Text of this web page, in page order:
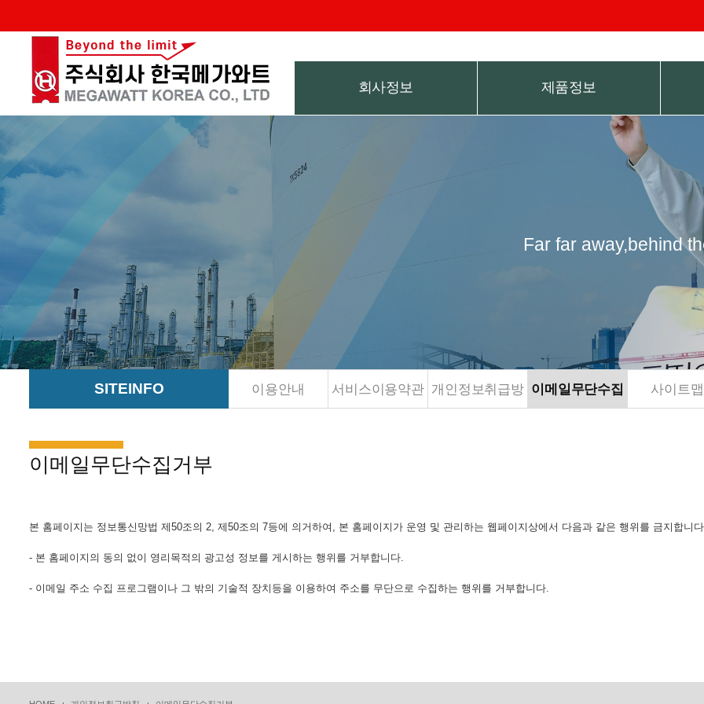
회사정보 제품정보
Far far away,behind
SITEINFO 이용안내 서비스이용약관 개인정보취급방 이메일무단수집 사이트맵
이메일무단수집거부
본 홈페이지는 정보통신망법 제50조의 2, 제50조의 7등에 의거하여, 본 홈페이지가 운영 및 관리하는 웹페이지상에서 다음과 같은 행위를 금지합니
- 본 홈페이지의 동의 없이 영리목적의 광고성 정보를 게시하는 행위를 거부합니다.
- 이메일 주소 수집 프로그램이나 그 밖의 기술적 장치등을 이용하여 주소를 무단으로 수집하는 행위를 거부합니다.